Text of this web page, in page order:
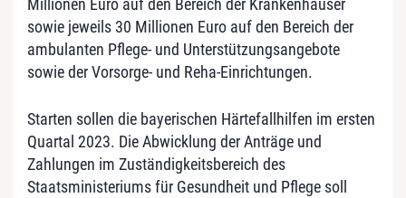
Millionen Euro auf den Bereich der Krankenhäuser
sowie jeweils 30 Millionen Euro auf den Bereich der
ambulanten Pflege- und Unterstützungsangebote
sowie der Vorsorge- und Reha-Einrichtungen.
Starten sollen die bayerischen Härtefallhilfen im ersten
Quartal 2023. Die Abwicklung der Anträge und
Zahlungen im Zuständigkeitsbereich des
Staatsministeriums für Gesundheit und Pflege soll